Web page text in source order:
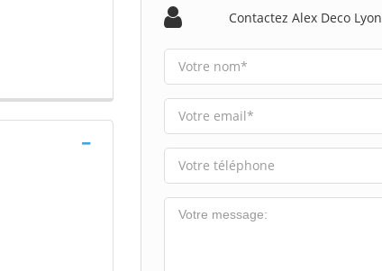
Contactez Alex Deco Lyon